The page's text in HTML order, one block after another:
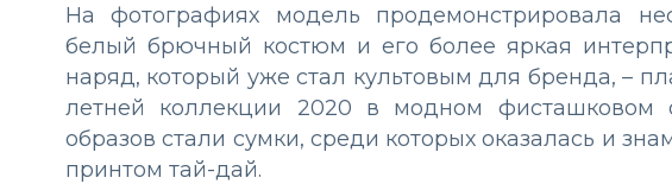
На фотографиях модель продемонстрировала
белый брючный костюм и его более яркая
наряд, который уже стал культовым для бренда, –
летней коллекции 2020 в модном фисташковом
образов стали сумки, среди которых оказалась и
принтом тай-дай.